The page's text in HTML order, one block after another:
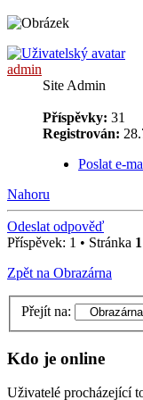
admin
Site Admin
Příspěvky: 31
Registrován:
Poslat e-
Nahoru
Odeslat odpověď
Příspěvek: 1 • Stránka 1
Zpět na Obrazárna
Přejít na:
Kdo je online
Uživatelé procházející